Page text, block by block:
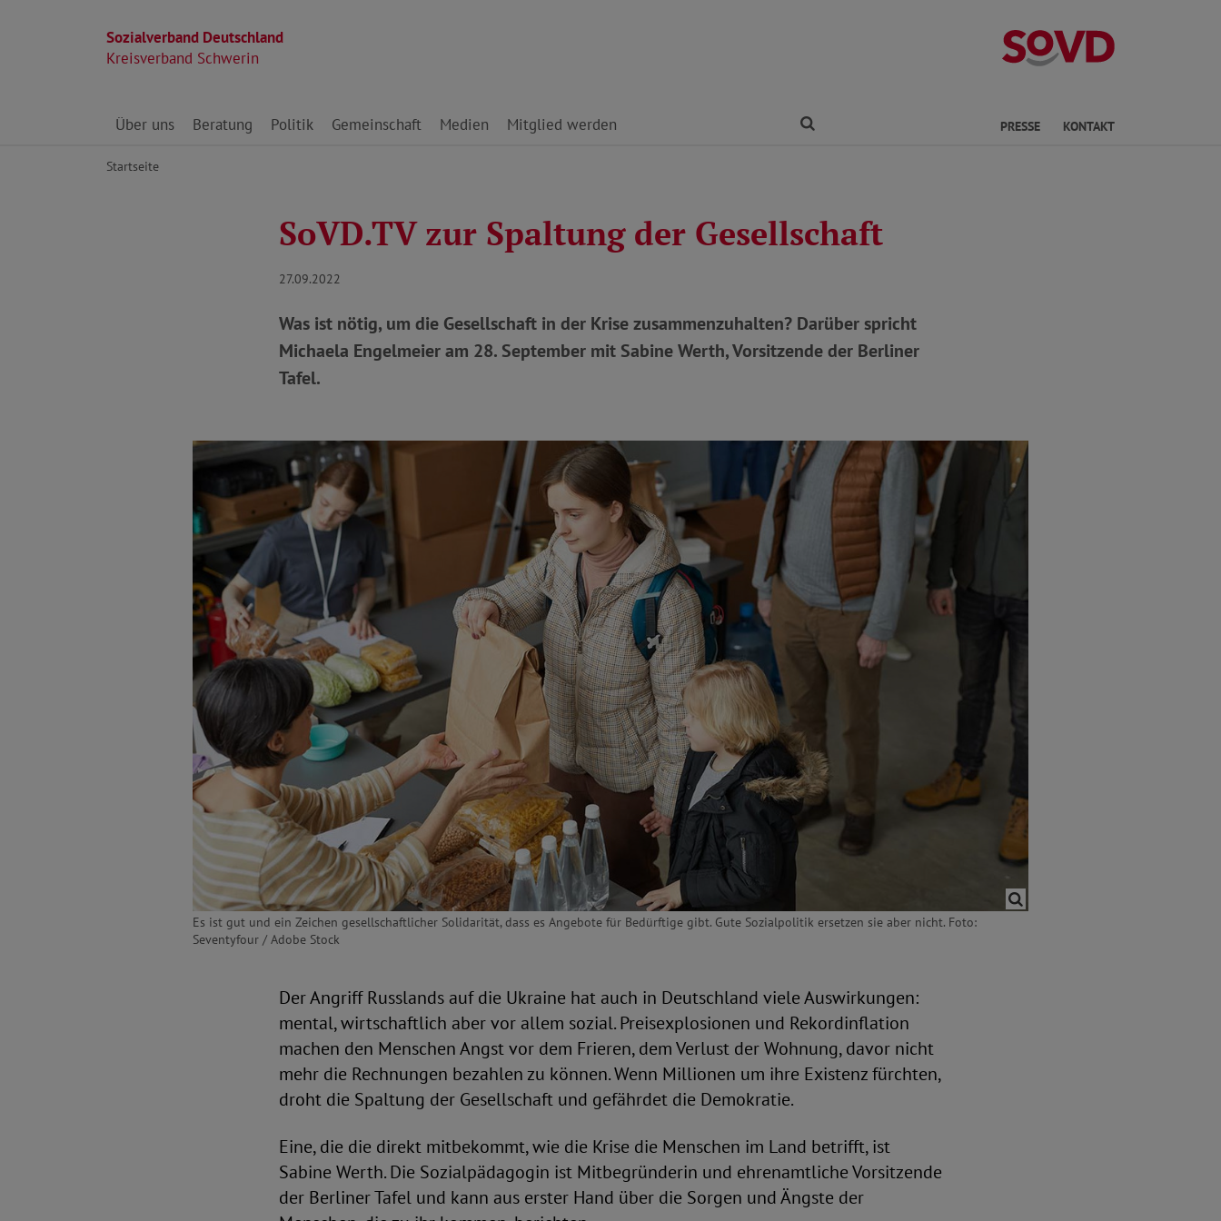
Sozialverband Deutschland
Kreisverband Schwerin
Kreisverband
Direkt zu den Inhalten springen
Über uns Beratung Politik Gemeinschaft Medien Mitglied werden PRESSE KONTAKT
Startseite
SoVD.TV zur Spaltung der Gesellschaft
27.09.2022
Was ist nötig, um die Gesellschaft in der Krise zusammenzuhalten? Darüber spricht
Michaela Engelmeier am 28. September mit Sabine Werth, Vorsitzende der Berliner
Tafel.
Es ist gut und ein Zeichen gesellschaftlicher Solidarität, dass es Angebote für Bedürftige gibt. Gute Sozialpolitik ersetzen sie aber nicht. Foto:
Seventyfour / Adobe Stock
Der Angriff Russlands auf die Ukraine hat auch in Deutschland viele Auswirkungen:
mental, wirtschaftlich aber vor allem sozial. Preisexplosionen und Rekordinflation
machen den Menschen Angst vor dem Frieren, dem Verlust der Wohnung, davor nicht
mehr die Rechnungen bezahlen zu können. Wenn Millionen um ihre Existenz fürchten,
droht die Spaltung der Gesellschaft und gefährdet die Demokratie.
Eine, die die direkt mitbekommt, wie die Krise die Menschen im Land betrifft, ist
Sabine Werth. Die Sozialpädagogin ist Mitbegründerin und ehrenamtliche Vorsitzende
der Berliner Tafel und kann aus erster Hand über die Sorgen und Ängste der